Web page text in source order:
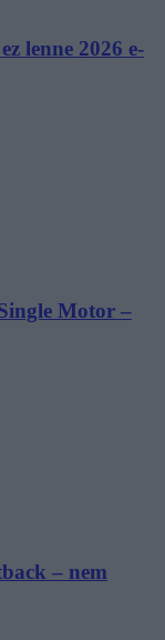
lenne 2026 e-
Motor –
– nem